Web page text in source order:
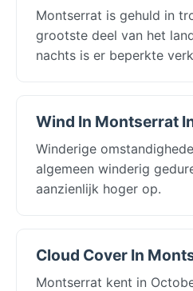
Montserrat is gehuld in
grootste deel van het
nachts is er beperkte
Wind In Montserrat
Winderige
algemeen winderig
aanzienlijk hoger op.
Cloud Cover In
Montserrat kent in